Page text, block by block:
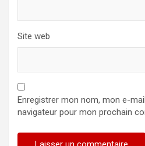
Site web
Enregistrer mon nom, mon e-
navigateur pour mon prochain